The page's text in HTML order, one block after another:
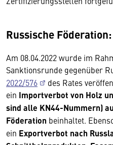
Russische Föderation:
Am 08.04.2022 wurde im
Sanktionsrunde gegenüber
2022/576
des Rates
ein Importverbot von Holz
sind alle KN44-Nummern)
Föderation beinhaltet.
ein Exportverbot nach